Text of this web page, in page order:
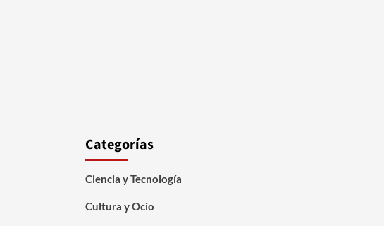
Categorías
Ciencia y Tecnología
Cultura y Ocio